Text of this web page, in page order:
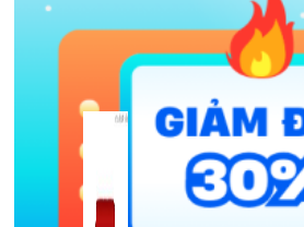
309 bài viết
Công Cụ Marketing
1,066 bài viết